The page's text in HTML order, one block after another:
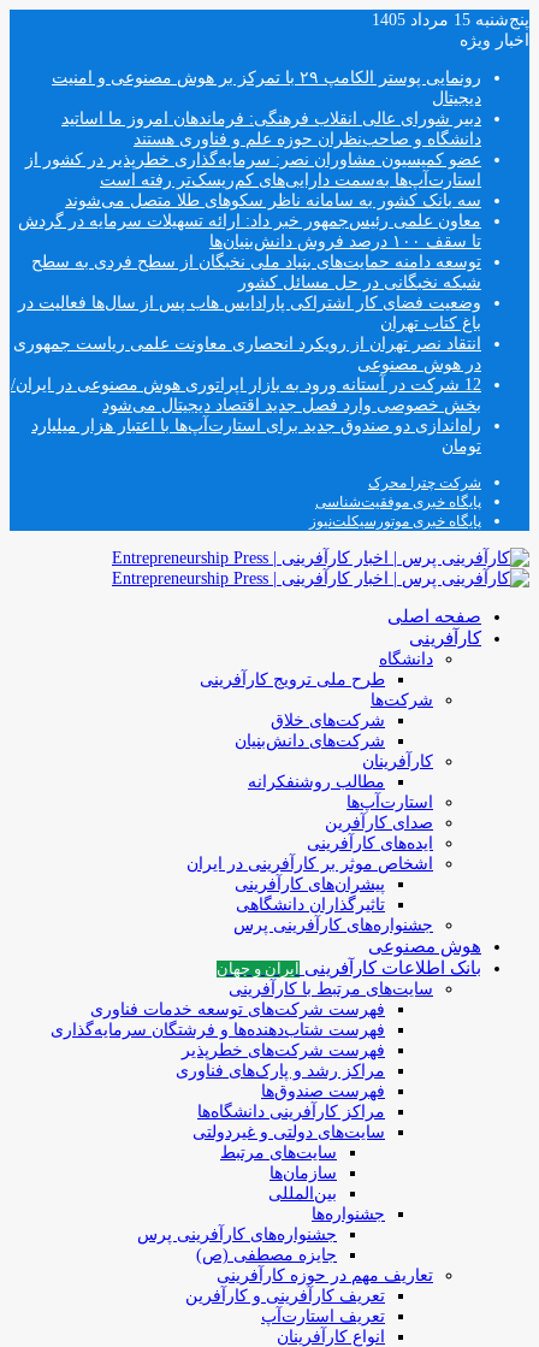
پنج‌شنبه 15 مرداد 1405
اخبار ویژه
رونمایی پوستر الکامپ ۲۹ با تمرکز بر هوش مصنوعی و امنیت
دیجیتال
دبیر شورای عالی انقلاب فرهنگی: فرماندهان امروز ما اساتید
دانشگاه و صاحب‌نظران حوزه علم و فناوری هستند
عضو کمیسیون مشاوران نصر: سرمایه‌گذاری خطرپذیر در کشور از
استارت‌آپ‌ها به‌سمت دارایی‌های کم‌ریسک‌تر رفته است
سه بانک کشور به سامانه ناظر سکوهای طلا متصل می‌شوند
معاون علمی رئیس‌جمهور خبر داد: ارائه تسهیلات سرمایه در گردش
تا سقف ۱۰۰ درصد فروش دانش‌بنیان‌ها
توسعه دامنه حمایت‌های بنیاد ملی نخبگان از سطح فردی به سطح
شبکه نخبگانی در حل مسائل کشور
وضعیت فضای کار اشتراکی پارادایس هاب پس از سال‌ها فعالیت در
باغ کتاب تهران
انتقاد نصر تهران از رویکرد انحصاری معاونت علمی ریاست جمهوری
در هوش مصنوعی
12 شرکت در آستانه ورود به بازار اپراتوری هوش مصنوعی در ایران/
بخش خصوصی وارد فصل جدید اقتصاد دیجیتال می‌شود
راه‌اندازی دو صندوق جدید برای استارت‌آپ‌ها با اعتبار هزار میلیارد
تومان
شرکت چترا محرک
پایگاه خبری موفقیت‌شناسی
پایگاه خبری موتورسیکلت‌نیوز
صفحه اصلی
کارآفرینی
دانشگاه
طرح ملی ترویج کارآفرینی
شرکت‌ها
شرکت‌های خلاق
شرکت‌های دانش‌بنیان
کارآفرینان
مطالب روشنفکرانه
استارت‌آپ‌ها
صدای کارآفرین
ایده‌های کارآفرینی
اشخاص موثر بر کارآفرینی در ایران
پیشران‌های کارآفرینی
تاثیرگذاران دانشگاهی
جشنواره‌های کارآفرینی‌ پرس
هوش مصنوعی
بانک اطلاعات کارآفرینی
ایران و جهان
سایت‌های مرتبط با کارآفرینی
فهرست شرکت‌های‌‌ توسعه‌ خدمات فناوری
فهرست شتاب‌دهنده‌ها‌ و فرشتگان‌ سرمایه‌گذاری
فهرست شرکت‌های خطرپذیر
مراکز رشد و پارک‌های فناوری
فهرست صندوق‌ها
مراکز کارآفرینی دانشگاه‌ها
سایت‌های دولتی و غیردولتی
سایت‌های مرتبط
سازمان‌ها
بین‌المللی
جشنواره‌ها
جشنواره‌های کارآفرینی‌ پرس
جایزه مصطفی (ص)
تعاریف مهم در حوزه کارآفرینی
تعریف کارآفرینی و کارآفرین
تعریف استارت‌آپ
انواع کارآفرینان